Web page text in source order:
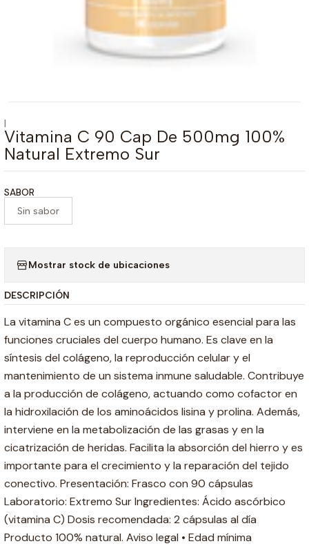
|
Vitamina C 90 Cap De 500mg 100%
Natural Extremo Sur
SABOR
Sin sabor
Mostrar stock de ubicaciones
DESCRIPCIÓN
La vitamina C es un compuesto orgánico esencial para las
funciones cruciales del cuerpo humano. Es clave en la
síntesis del colágeno, la reproducción celular y el
mantenimiento de un sistema inmune saludable. Contribuye
a la producción de colágeno, actuando como cofactor en
la hidroxilación de los aminoácidos lisina y prolina. Además,
interviene en la metabolización de las grasas y en la
cicatrización de heridas. Facilita la absorción del hierro y es
importante para el crecimiento y la reparación del tejido
conectivo. Presentación: Frasco con 90 cápsulas
Laboratorio: Extremo Sur Ingredientes: Ácido ascórbico
(vitamina C) Dosis recomendada: 2 cápsulas al día
Producto 100% natural. Aviso legal • Edad mínima